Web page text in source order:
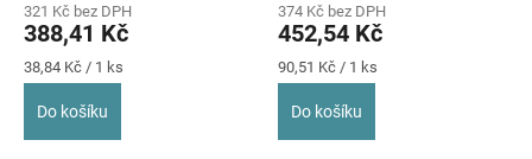
321 Kč bez DPH
388,41 Kč
Měrná
cena:
38,84 Kč / 1 ks
Do košíku
374 Kč bez DPH
452,54 Kč
Měrná
cena:
90,51 Kč / 1 ks
Do košíku